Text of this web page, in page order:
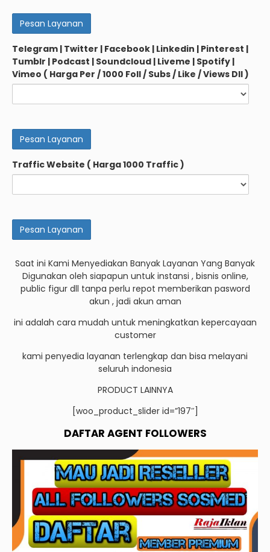
Telegram | Twitter | Facebook | Linkedin | Pinterest |
Tumblr | Podcast | Soundcloud | Liveme | Spotify |
Vimeo ( Harga Per / 1000 Foll / Subs / Like / Views Dll )
Traffic Website ( Harga 1000 Traffic )
Saat ini Kami Menyediakan Banyak Layanan Yang Banyak
Digunakan oleh siapapun untuk instansi , bisnis online,
public figur dll tanpa perlu repot memberikan pasword
akun , jadi akun aman
ini adalah cara mudah untuk meningkatkan kepercayaan
customer
kami penyedia layanan terlengkap dan bisa melayani
seluruh indonesia
PRODUCT LAINNYA
[woo_product_slider id=”197″]
DAFTAR AGENT FOLLOWERS